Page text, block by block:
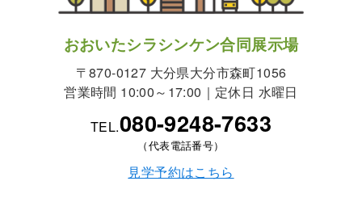
おおいたシラシンケン合同展示場
〒870-0127 大分県大分市森町1056
営業時間 10:00～17:00｜定休日 水曜日
TEL.080-9248-7633
（代表電話番号）
見学予約はこちら